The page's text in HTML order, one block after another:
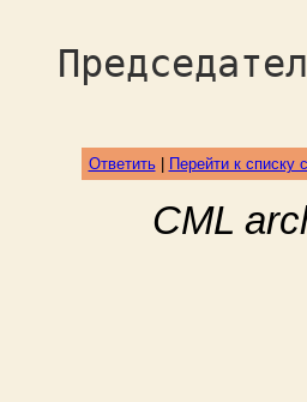
Ответить| Перейти к списку
CML